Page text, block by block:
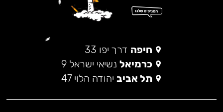
חיפה דרך יפו 33
כרמיאל נשיאי ישראל 9
תל אביב יהודה הלוי 47